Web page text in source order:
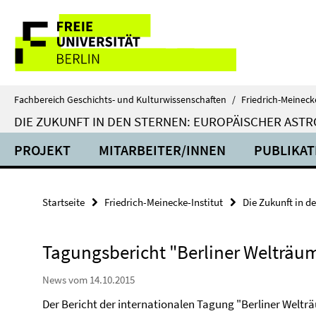
direkt
Inhalt
Service-
Navigation
Fachbereich Geschichts- und Kulturwissenschaften / Friedrich-
DIE ZUKUNFT IN DEN STERNEN: EUROPÄISCHER
PROJEKT MITARBEITER/INNEN
Startseite Friedrich-Meinecke-Institut Die Zukunft in
Tagungsbericht "Berliner
News vom 14.10.2015
Der Bericht der internationalen Tagung "Berliner